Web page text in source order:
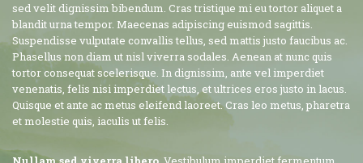
sed velit dignissim bibendum. Cras tristique mi eu tortor aliquet a
blandit urna tempor. Maecenas adipiscing euismod sagittis.
Suspendisse vulputate convallis tellus, sed mattis justo faucibus ac.
Phasellus non diam ut nisl viverra sodales. Aenean at nunc quis
tortor consequat scelerisque. In dignissim, ante vel imperdiet
venenatis, felis nisi imperdiet lectus, et ultrices eros justo in lacus.
Quisque et ante ac metus eleifend laoreet. Cras leo metus, pharetra
et molestie quis, iaculis ut felis.